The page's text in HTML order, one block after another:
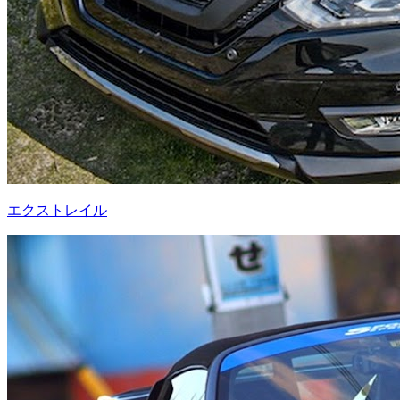
エクストレイル